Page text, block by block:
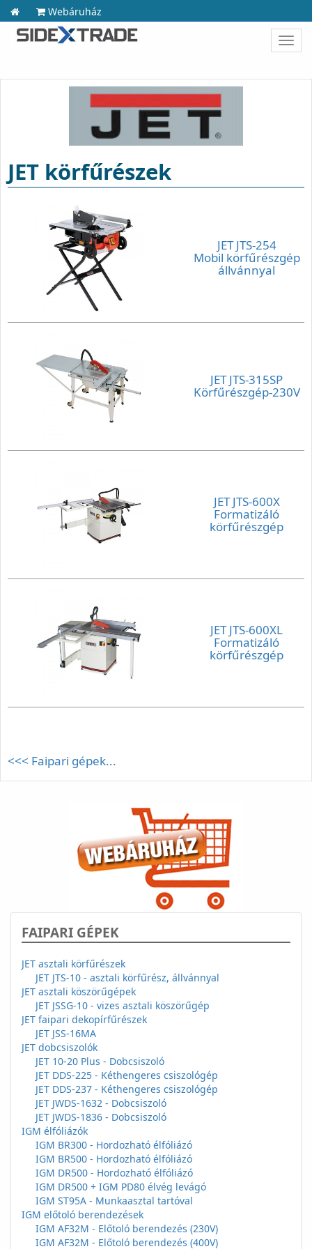
Webáruház
JET körfűrészek
JET JTS-254
Mobil körfűrészgép
állvánnyal
JET JTS-315SP
Körfűrészgép-230V
JET JTS-600X
Formatizáló
körfűrészgép
JET JTS-600XL
Formatizáló
körfűrészgép
<<< Faipari gépek...
FAIPARI GÉPEK
JET asztali körfűrészek
JET JTS-10 - asztali körfűrész, állvánnyal
JET asztali köszörűgépek
JET JSSG-10 - vizes asztali köszörűgép
JET faipari dekopírfűrészek
JET JSS-16MA
JET dobcsiszolók
JET 10-20 Plus - Dobcsiszoló
JET DDS-225 - Kéthengeres csiszológép
JET DDS-237 - Kéthengeres csiszológép
JET JWDS-1632 - Dobcsiszoló
JET JWDS-1836 - Dobcsiszoló
IGM élfóliázók
IGM BR300 - Hordozható élfóliázó
IGM BR500 - Hordozható élfóliázó
IGM DR500 - Hordozható élfóliázó
IGM DR500 + IGM PD80 élvég levágó
IGM ST95A - Munkaasztal tartóval
IGM előtoló berendezések
IGM AF32M - Előtoló berendezés (230V)
IGM AF32M - Előtoló berendezés (400V)